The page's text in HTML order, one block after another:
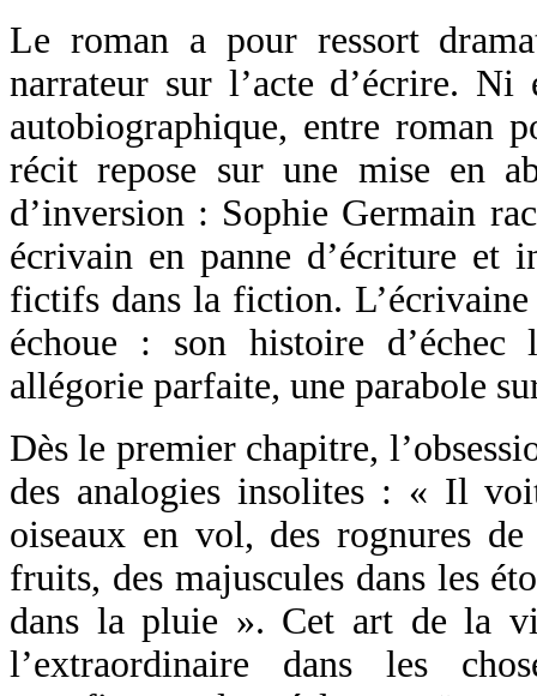
Le roman a pour ressort
narrateur sur l’acte d’écrire.
autobiographique, entre roman
récit repose sur une mise en
d’inversion : Sophie Germain
écrivain en panne d’écriture et
fictifs dans la fiction. L’écrivaine
échoue : son histoire
allégorie parfaite, une parabole
Dès le premier chapitre,
des analogies insolites : « Il
oiseaux en vol, des rognures
fruits, des majuscules dans les
dans la pluie ». Cet art de la
l’extraordinaire dans les